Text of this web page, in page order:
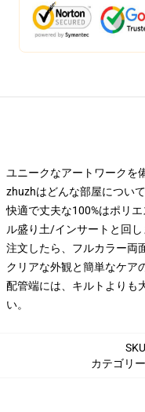
ユニークなアートワークを
zhuzhはどんな部屋につい
快適で丈夫な100%はポリ
ル盛り土/インサートと回し
注文したら、フルカラー両
クリアな外観と簡単なケア
配管端には、キルトよりも
い。
SKU
カテゴリー